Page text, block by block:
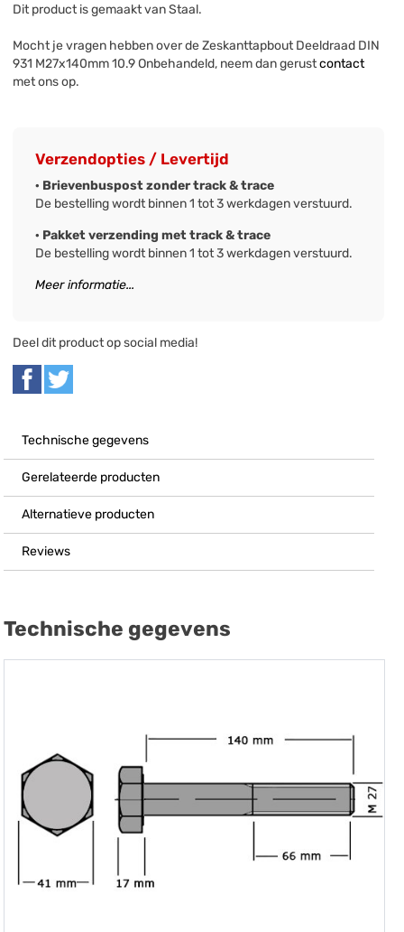
Dit product is gemaakt van Staal.
Mocht je vragen hebben over de Zeskanttapbout Deeldraad DIN
931 M27x140mm 10.9 Onbehandeld, neem dan gerustcontact
met ons op.
Verzendopties / Levertijd
· Brievenbuspost zonder track & trace
De bestelling wordt binnen 1 tot 3 werkdagen verstuurd.
· Pakket verzending met track & trace
De bestelling wordt binnen 1 tot 3 werkdagen verstuurd.
Meer informatie...
Deel dit product op social media!
Technische gegevens
Gerelateerde producten
Alternatieve producten
Reviews
Technische gegevens